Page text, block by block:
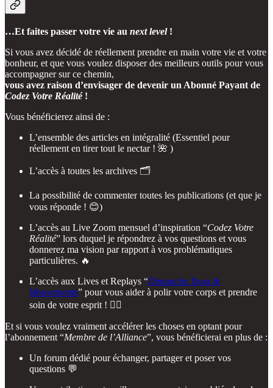
…Et faites passer votre vie au next level!
Si vous avez décidé de réellement prendre en main votre vie et votre
bonheur, et que vous voulez disposer des meilleurs outils pour vous
accompagner sur ce chemin,
vous avez raison d’envisager de devenir un Abonné Payant de
Codez Votre Réalité!
Vous bénéficierez ainsi de :
L’ensemble des articles en intégralité (Essentiel pour
réellement en tirer tout le nectar ! 🌺 )
L’accès à toutes les archives 🗂️
La possibilité de commenter toutes les publications (et que je
vous réponde ! 😊)
L’accès au Live Zoom mensuel d’inspiration “Codez Votre
Réalité” lors duquel je répondrez à vos questions et vous
donnerez ma vision par rapport à vos problématiques
particulières. 🔥
L’accès aux Lives et Replays “Dimanche Yoga &
Mouvements” pour vous aider à polir votre corps et prendre
soin de votre esprit ! 🧘‍♂️
Et si vous voulez vraiment accélérer les choses en optant pour
l’abonnement “Membre de l’Alliance”, vous bénéficierai en plus de :
Un forum dédié pour échanger, partager et poser vos
questions 💬